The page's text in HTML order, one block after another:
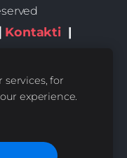
Kontakti|
services, for
experience.